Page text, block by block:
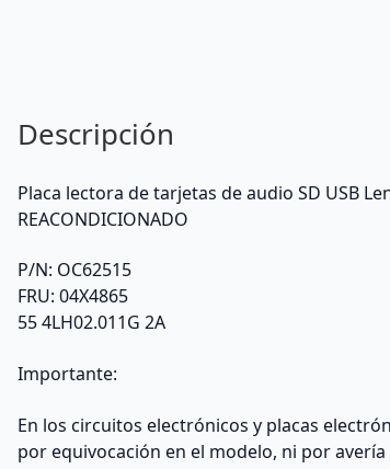
04X4821
-
LenovoPlaca
de
tarjetas
de
Descripción
Placa lectora de tarjetas de audio SD USB
REACONDICIONADO
P/N: OC62515
FRU: 04X4865
55 4LH02.011G 2A
Importante:
En los circuitos electrónicos y placas
por equivocación en el modelo, ni por avería